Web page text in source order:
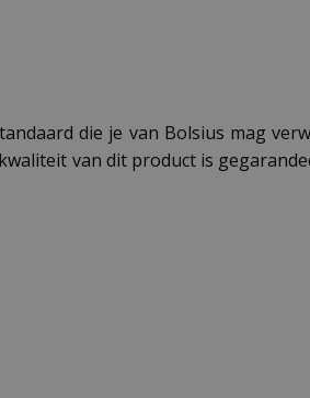
die je van Bolsius mag
van dit product is